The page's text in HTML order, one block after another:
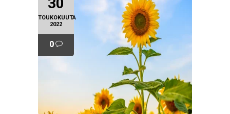
TOUKOKUUTA
2022
0